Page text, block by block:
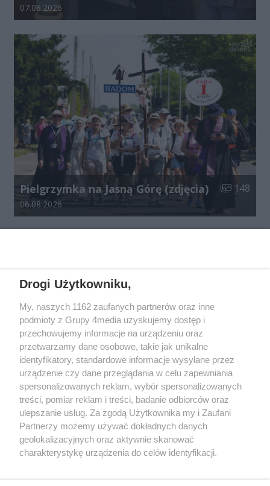
Data dodania galerii:
07.08.2026
Pielgrzymka na Jasną Górę (zdjęcia) Liczba
148
Data dodania galerii:
06.08.2026
Redakcja Reklama Prywatność
Praca Łódź
the:protocol
Drogi Użytkowniku,
My, naszych 1162 zaufanych partnerów oraz inne
podmioty z Grupy 4media uzyskujemy dostęp i
przechowujemy informacje na urządzeniu oraz
przetwarzamy dane osobowe, takie jak unikalne
identyfikatory, standardowe informacje wysyłane przez
urządzenie czy dane przeglądania w celu zapewniania
spersonalizowanych reklam, wybór spersonalizowanych
treści, pomiar reklam i treści, badanie odbiorców oraz
ulepszanie usług. Za zgodą Użytkownika my i Zaufani
Partnerzy możemy używać dokładnych danych
geolokalizacyjnych oraz aktywnie skanować
charakterystykę urządzenia do celów identyfikacji.